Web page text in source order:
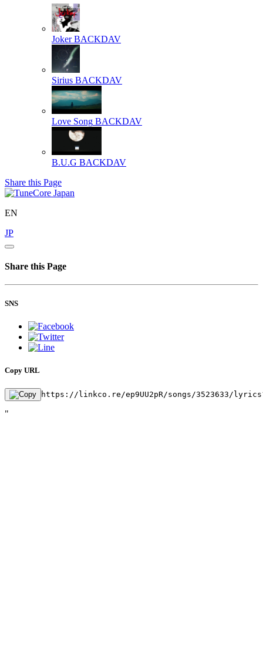
Joker BACKDAV
Sirius BACKDAV
Love Song BACKDAV
B.U.G BACKDAV
Share this Page
EN
JP
Share this Page
SNS
Copy URL
https://linkco.re/ep9UU2pR/songs/3523633/
"